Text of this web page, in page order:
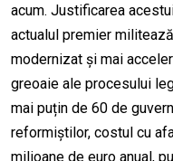
acum. Justificarea
actualul premier
modernizat și mai
greoaie ale procesului
mai puțin de 60 de
reformiștilor, costul cu
milioane de euro anual,